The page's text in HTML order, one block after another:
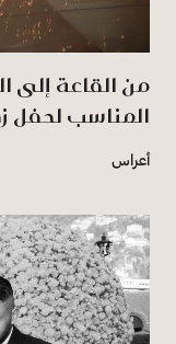
من القاعة إلى
المناسب لحفل
أعراس